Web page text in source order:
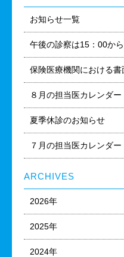
お知らせ一覧
午後の診察は15：00か
保険医療機関における書
８月の担当医カレンダー
夏季休診のお知らせ
７月の担当医カレンダー
ARCHIVES
2026年
2025年
2024年